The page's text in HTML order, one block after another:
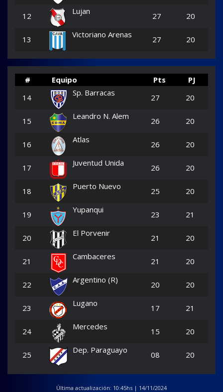
12 Lujan 27 20
13 Victoriano Arenas 27 20
# Equipo Pts
PJ
14
Sp. Barracas 27 20
15 Leandro N. Alem 26 20
16 Atlas 26 20
17 Juventud Unida 26 20
18 Puerto Nuevo 25 20
19 Yupanqui 23 21
20 El Porvenir 21 20
21 Cambaceres 21 20
22 Argentino (R) 20 20
23 Lugano 17 21
24 Mercedes 15 20
25 Dep. Paraguayo 08 20
Última actualización: 10:45hs | 14/11/2024